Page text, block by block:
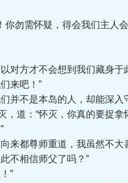
勿需怀疑，得会我们主人
方才不会想到我们藏身于
来吧！”
不是本岛的人，却能深入
道：“怀灭，你真的要捉拿
都尊师重道，我虽然不大
不相信师父了吗？”
”